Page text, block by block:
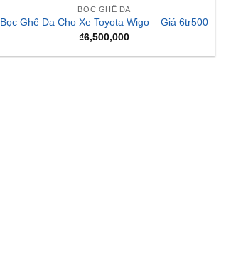
BỌC GHẾ DA
Bọc Ghế Da Cho Xe Toyota Wigo – Giá 6tr500
₫6,500,000